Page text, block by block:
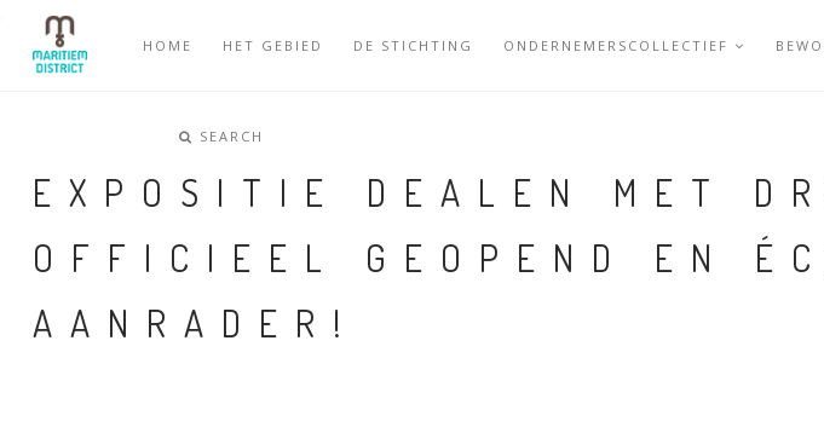
HOME HET GEBIED DE STICHTING ONDERNEMERSCOLLECTIEF
SEARCH
EXPOSITIE DEALEN MET
OFFICIEEL GEOPEND EN
AANRADER!